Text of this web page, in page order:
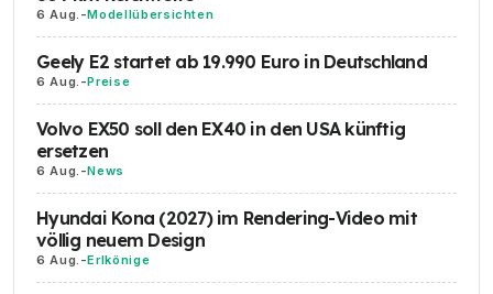
6 Aug. -Modellübersichten
Geely E2 startet ab 19.990 Euro in Deutschland
6 Aug. -Preise
Volvo EX50 soll den EX40 in den USA künftig
ersetzen
6 Aug. -News
Hyundai Kona (2027) im Rendering-Video mit
völlig neuem Design
6 Aug. -Erlkönige